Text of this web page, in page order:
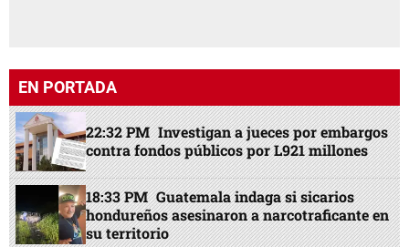
EN PORTADA
22:32 PM Investigan a jueces por embargos
contra fondos públicos por L921 millones
18:33 PM Guatemala indaga si sicarios
hondureños asesinaron a narcotraficante en
su territorio